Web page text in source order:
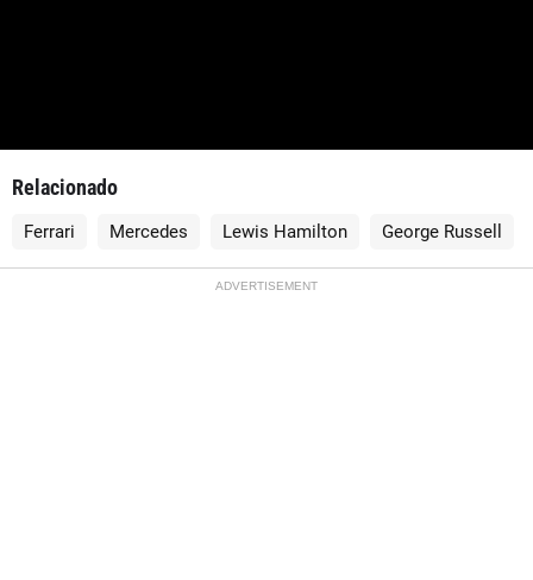
Relacionado
Ferrari Mercedes Lewis Hamilton George Russell
ADVERTISEMENT